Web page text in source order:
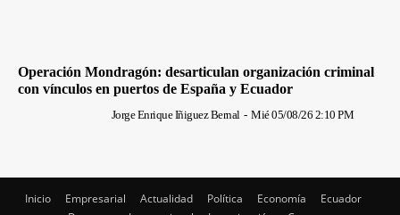
Operación Mondragón: desarticulan organización criminal
con vínculos en puertos de España y Ecuador
Jorge Enrique Iñiguez Bernal - Mié 05/08/26 2:10 PM
Inicio Empresarial Actualidad Política Economía
Ecuador